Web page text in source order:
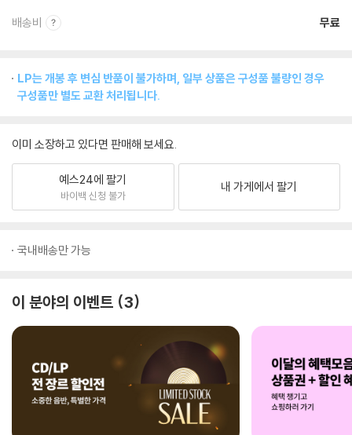
배송비 무료
LP는 개봉 후 변심 반품이 불가하며, 일부 상품은 구성품 불량인 경우
구성품만 별도 교환 처리됩니다.
이미 소장하고 있다면 판매해 보세요.
예스24에 팔기
바이백 신청 불가
내 가게에서 팔기
국내배송만 가능
이 분야의 이벤트 3